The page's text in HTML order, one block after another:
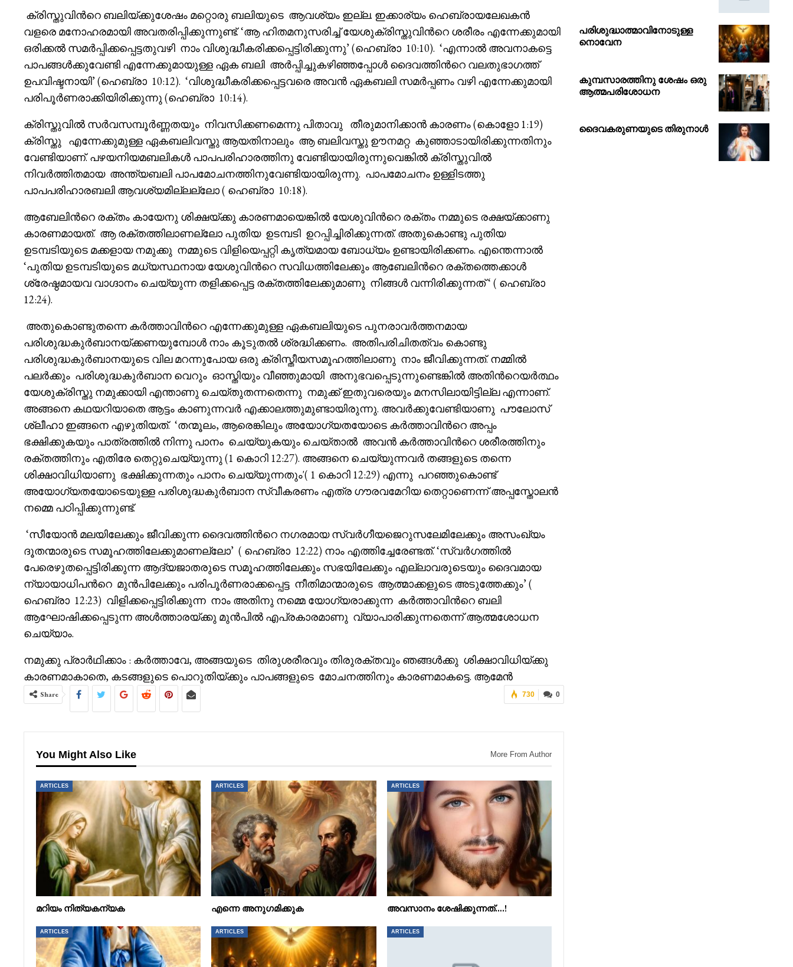
ക്രിസ്തുവിൻറെ ബലിയ്ക്കുശേഷം മറ്റൊരു ബലിയുടെ ആവശ്യം ഇല്ല. ഇക്കാര്യം ഹെബ്രായലേഖകൻ
വളരെ മനോഹരമായി അവതരിപ്പിക്കുന്നുണ്ട്. ‘ആ ഹിതമനുസരിച്ച് യേശുക്രിസ്തുവിൻറെ ശരീരം എന്നേക്കുമായി
ഒരിക്കൽ സമർപ്പിക്കപ്പെട്ടതുവഴി നാം വിശുദ്ധീകരിക്കപ്പെട്ടിരിക്കുന്നു’ (ഹെബ്രാ 10:10). ‘എന്നാൽ അവനാകട്ടെ
പാപങ്ങൾക്കുവേണ്ടി എന്നേക്കുമായുള്ള ഏക ബലി അർപ്പിച്ചുകഴിഞ്ഞപ്പോൾ ദൈവത്തിൻറെ വലതുഭാഗത്ത്
ഉപവിഷ്ടനായി’ (ഹെബ്രാ 10:12). ‘വിശുദ്ധീകരിക്കപ്പെട്ടവരെ അവൻ ഏകബലി സമർപ്പണം വഴി എന്നേക്കുമായി
പരിപൂർണരാക്കിയിരിക്കുന്നു (ഹെബ്രാ 10:14).
ക്രിസ്തുവിൽ സർവസമ്പൂർണ്ണതയും നിവസിക്കണമെന്നു പിതാവു തീരുമാനിക്കാൻ കാരണം (കൊളോ 1:19)
ക്രിസ്തു എന്നേക്കുമുള്ള ഏകബലിവസ്തു ആയതിനാലും ആ ബലിവസ്തു ഊനമറ്റ കുഞ്ഞാടായിരിക്കുന്നതിനും
വേണ്ടിയാണ്. പഴയനിയമബലികൾ പാപപരിഹാരത്തിനു വേണ്ടിയായിരുന്നുവെങ്കിൽ ക്രിസ്തുവിൽ
നിവർത്തിതമായ അന്ത്യബലി പാപമോചനത്തിനുവേണ്ടിയായിരുന്നു. പാപമോചനം ഉള്ളിടത്തു
പാപപരിഹാരബലി ആവശ്യമില്ലല്ലോ ( ഹെബ്രാ 10:18).
ആബേലിൻറെ രക്തം കായേനു ശിക്ഷയ്ക്കു കാരണമായെങ്കിൽ യേശുവിൻറെ രക്തം നമ്മുടെ രക്ഷയ്ക്കാണു
കാരണമായത്. ആ രക്തത്തിലാണല്ലോ പുതിയ ഉടമ്പടി ഉറപ്പിച്ചിരിക്കുന്നത്. അതുകൊണ്ടു പുതിയ
ഉടമ്പടിയുടെ മക്കളായ നമുക്കു നമ്മുടെ വിളിയെപ്പറ്റി കൃത്യമായ ബോധ്യം ഉണ്ടായിരിക്കണം. എന്തെന്നാൽ
‘പുതിയ ഉടമ്പടിയുടെ മധ്യസ്ഥനായ യേശുവിൻറെ സവിധത്തിലേക്കും ആബേലിൻറെ രക്തത്തെക്കാൾ
ശ്രേഷ്ഠമായവ വാഗ്ദാനം ചെയ്യുന്ന തളിക്കപ്പെട്ട രക്തത്തിലേക്കുമാണു നിങ്ങൾ വന്നിരിക്കുന്നത് ‘ ( ഹെബ്രാ
12:24).
അതുകൊണ്ടുതന്നെ കർത്താവിൻറെ എന്നേക്കുമുള്ള ഏകബലിയുടെ പുനരാവർത്തനമായ
പരിശുദ്ധകുർബാനയ്ക്കണയുമ്പോൾ നാം കൂടുതൽ ശ്രദ്ധിക്കണം. അതിപരിചിതത്വം കൊണ്ടു
പരിശുദ്ധകുർബാനയുടെ വില മറന്നുപോയ ഒരു ക്രിസ്തീയസമൂഹത്തിലാണു നാം ജീവിക്കുന്നത്. നമ്മിൽ
പലർക്കും പരിശുദ്ധകുർബാന വെറും ഓസ്തിയും വീഞ്ഞുമായി അനുഭവപ്പെടുന്നുണ്ടെങ്കിൽ അതിൻറെയർത്ഥം
യേശുക്രിസ്തു നമുക്കായി എന്താണു ചെയ്തുതന്നതെന്നു നമുക്ക് ഇതുവരെയും മനസിലായിട്ടില്ല എന്നാണ്.
അങ്ങനെ കഥയറിയാതെ ആട്ടം കാണുന്നവർ എക്കാലത്തുമുണ്ടായിരുന്നു. അവർക്കുവേണ്ടിയാണു പൗലോസ്
ശ്ലീഹാ ഇങ്ങനെ എഴുതിയത്. ‘തന്മൂലം, ആരെങ്കിലും അയോഗ്യതയോടെ കർത്താവിൻറെ അപ്പം
ഭക്ഷിക്കുകയും പാത്രത്തിൽ നിന്നു പാനം ചെയ്യുകയും ചെയ്താൽ അവൻ കർത്താവിൻറെ ശരീരത്തിനും
രക്തത്തിനും എതിരേ തെറ്റുചെയ്യുന്നു (1 കൊറി 12:27). അങ്ങനെ ചെയ്യുന്നവർ തങ്ങളുടെ തന്നെ
ശിക്ഷാവിധിയാണു ഭക്ഷിക്കുന്നതും പാനം ചെയ്യുന്നതും'( 1 കൊറി 12:29) എന്നു പറഞ്ഞുകൊണ്ട്
അയോഗ്യതയോടെയുള്ള പരിശുദ്ധകുർബാന സ്വീകരണം എത്ര ഗൗരവമേറിയ തെറ്റാണെന്ന് അപ്പസ്തോലൻ
നമ്മെ പഠിപ്പിക്കുന്നുണ്ട്.
‘സീയോൻ മലയിലേക്കും ജീവിക്കുന്ന ദൈവത്തിൻറെ നഗരമായ സ്വർഗീയജെറുസലേമിലേക്കും അസംഖ്യം
ദൂതന്മാരുടെ സമൂഹത്തിലേക്കുമാണല്ലോ’ ( ഹെബ്രാ 12:22) നാം എത്തിച്ചേരേണ്ടത്. ‘സ്വർഗത്തിൽ
പേരെഴുതപ്പെട്ടിരിക്കുന്ന ആദ്യജാതരുടെ സമൂഹത്തിലേക്കും സഭയിലേക്കും എല്ലാവരുടെയും ദൈവമായ
ന്യായാധിപൻറെ മുൻപിലേക്കും പരിപൂർണരാക്കപ്പെട്ട നീതിമാന്മാരുടെ ആത്മാക്കളുടെ അടുത്തേക്കും’ (
ഹെബ്രാ 12:23) വിളിക്കപ്പെട്ടിരിക്കുന്ന നാം അതിനു നമ്മെ യോഗ്യരാക്കുന്ന കർത്താവിൻറെ ബലി
ആഘോഷിക്കപ്പെടുന്ന അൾത്താരയ്ക്കു മുൻപിൽ എപ്രകാരമാണു വ്യാപാരിക്കുന്നതെന്ന് ആത്മശോധന
ചെയ്യാം.
നമുക്കു പ്രാർഥിക്കാം : കർത്താവേ, അങ്ങയുടെ തിരുശരീരവും തിരുരക്തവും ഞങ്ങൾക്കു ശിക്ഷാവിധിയ്ക്കു
കാരണമാകാതെ, കടങ്ങളുടെ പൊറുതിയ്ക്കും പാപങ്ങളുടെ മോചനത്തിനും കാരണമാകട്ടെ. ആമേൻ
0
730
Share
You Might Also Like More From Author
ARTICLES
മറിയം നിത്യകന്യക
ARTICLES
എന്നെ അനുഗമിക്കുക
ARTICLES
അവസാനം ശേഷിക്കുന്നത്….!
ARTICLES ARTICLES ARTICLES
പരിശുദ്ധാത്മാവിനോടുള്ള
നൊവേന
കുമ്പസാരത്തിനു ശേഷം ഒരു
ആത്മപരിശോധന
ദൈവകരുണയുടെ തിരുനാൾ